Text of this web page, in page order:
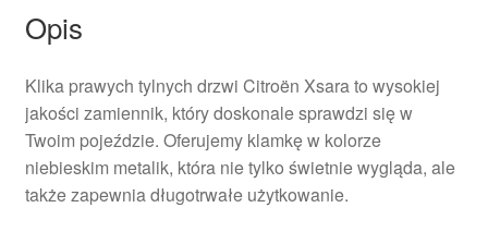
Opis
Klika prawych tylnych drzwi Citroën Xsara to wysokiej
jakości zamiennik, który doskonale sprawdzi się w
Twoim pojeździe. Oferujemy klamkę w kolorze
niebieskim metalik, która nie tylko świetnie wygląda, ale
także zapewnia długotrwałe użytkowanie.